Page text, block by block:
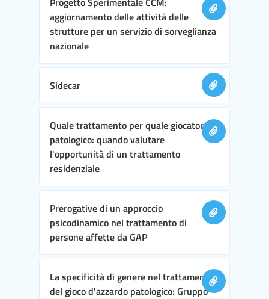
aggiornamento delle attività delle
strutture per un servizio di sorveglianza
nazionale
Sidecar
Quale trattamento per quale giocatore
patologico: quando valutare
l'opportunità di un trattamento
residenziale
Prerogative di un approccio
psicodinamico nel trattamento di
persone affette da GAP
La specificità di genere nel trattamento
del gioco d'azzardo patologico: Gruppo